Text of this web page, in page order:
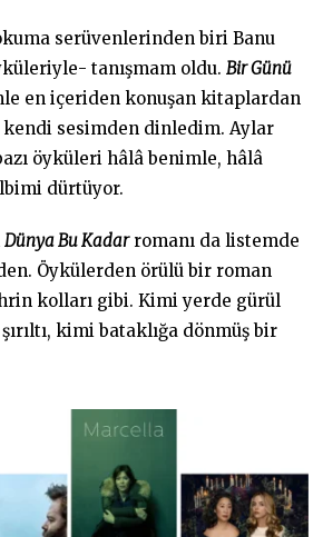
serüvenlerinden biri Banu
tanışmam oldu.Bir Günü
en içeriden konuşan kitaplardan
sesimden dinledim. Aylar
öyküleri hâlâ benimle, hâlâ
dürtüyor.
Dünya Bu Kadarromanı da listemde
Öykülerden örülü bir roman
kolları gibi. Kimi yerde gürül
kimi bataklığa dönmüş bir